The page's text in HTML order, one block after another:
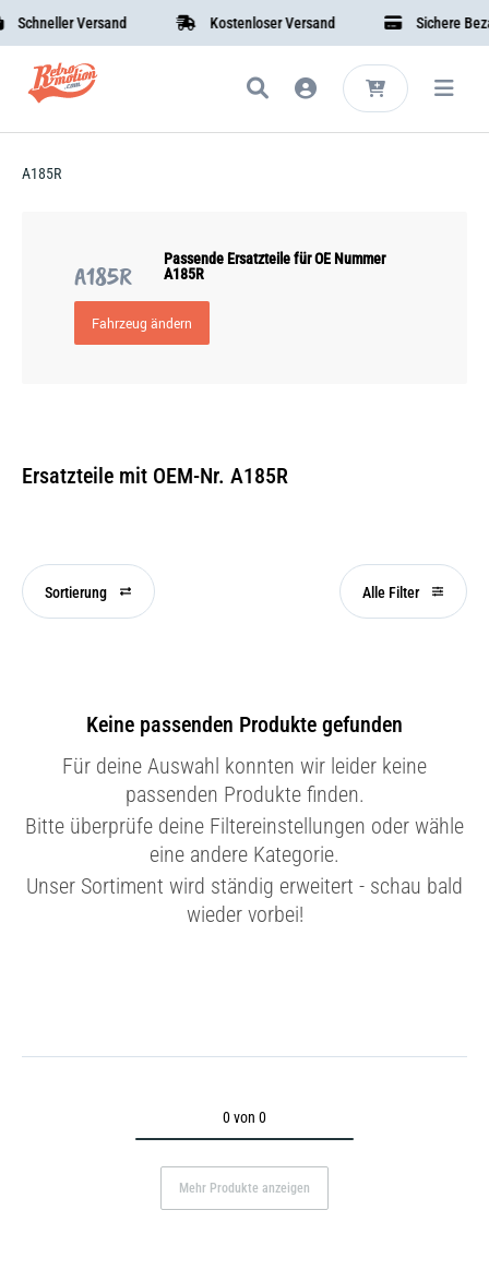
Schneller Versand Kostenloser Versand Sichere
A185R
A185R
Passende Ersatzteile für OE Nummer
A185R
Fahrzeug ändern
Ersatzteile mit OEM-Nr. A185R
Sortierung Alle Filter
Keine passenden Produkte gefunden
Für deine Auswahl konnten wir leider keine
passenden Produkte finden.
Bitte überprüfe deine Filtereinstellungen oder wähle
eine andere Kategorie.
Unser Sortiment wird ständig erweitert - schau bald
wieder vorbei!
0 von 0
Mehr Produkte anzeigen